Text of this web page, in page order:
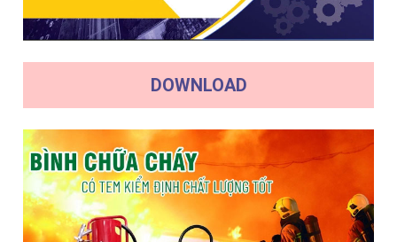
DOWNLOAD